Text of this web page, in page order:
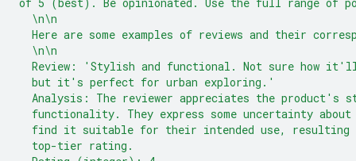
  \n\n
Here are some examples of reviews and their
  \n\n
Review: 'Stylish and functional. Not sure how
  but it's perfect for urban exploring.'
Analysis: The reviewer appreciates the product's
functionality. They express some uncertainty
find it suitable for their intended use, resulting
  top-tier rating.